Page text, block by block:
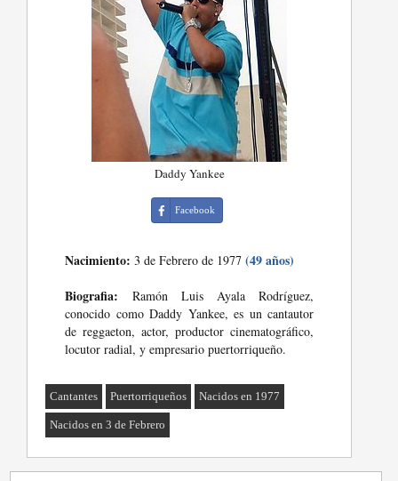
Daddy Yankee
Facebook
Nacimiento: 3 de Febrero de 1977(49 años)
Biografia: Ramón Luis Ayala Rodríguez,
conocido como Daddy Yankee, es un cantautor
de reggaeton, actor, productor cinematográfico,
locutor radial, y empresario puertorriqueño.
Cantantes Puertorriqueños Nacidos en 1977
Nacidos en 3 de Febrero